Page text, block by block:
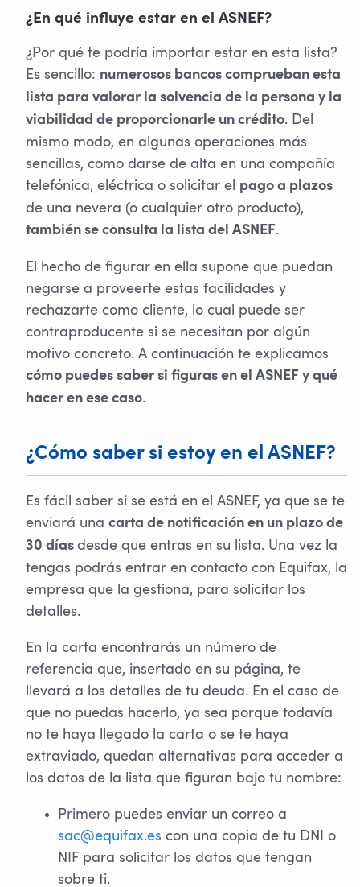
¿En qué influye estar en el ASNEF?
¿Por qué te podría importar estar en esta lista?
Es sencillo: numerosos bancos comprueban esta
lista para valorar la solvencia de la persona y la
viabilidad de proporcionarle un crédito. Del
mismo modo, en algunas operaciones más
sencillas, como darse de alta en una compañía
telefónica, eléctrica o solicitar el pago a plazos
de una nevera (o cualquier otro producto),
también se consulta la lista del ASNEF.
El hecho de figurar en ella supone que puedan
negarse a proveerte estas facilidades y
rechazarte como cliente, lo cual puede ser
contraproducente si se necesitan por algún
motivo concreto. A continuación te explicamos
cómo puedes saber si figuras en el ASNEF y qué
hacer en ese caso.
¿Cómo saber si estoy en el ASNEF?
Es fácil saber si se está en el ASNEF, ya que se te
enviará una carta de notificación en un plazo de
30 días desde que entras en su lista. Una vez la
tengas podrás entrar en contacto con Equifax, la
empresa que la gestiona, para solicitar los
detalles.
En la carta encontrarás un número de
referencia que, insertado en su página, te
llevará a los detalles de tu deuda. En el caso de
que no puedas hacerlo, ya sea porque todavía
no te haya llegado la carta o se te haya
extraviado, quedan alternativas para acceder a
los datos de la lista que figuran bajo tu nombre:
Primero puedes enviar un correo a
sac@equifax.es con una copia de tu DNI o
NIF para solicitar los datos que tengan
sobre ti.